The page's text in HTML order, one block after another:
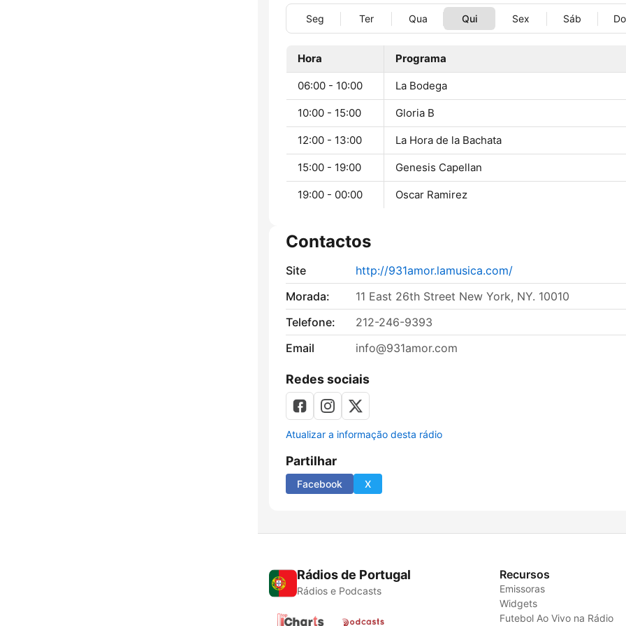
Seg Ter Qua Qui Sex Sáb
Hora Programa
06:00 - 10:00 La Bodega
10:00 - 15:00 Gloria B
12:00 - 13:00 La Hora de la Bachata
15:00 - 19:00 Genesis Capellan
19:00 - 00:00 Oscar Ramirez
Contactos
Site
http://931amor.lamusica.com/
Morada:
11 East 26th Street New York, NY. 10010
Telefone:
212-246-9393
Email
info@931amor.com
Redes sociais
Atualizar a informação desta rádio
Partilhar
Facebook X
Rádios de Portugal
Rádios e Podcasts
Recursos
Emissoras
Widgets
Futebol Ao Vivo na Rádio